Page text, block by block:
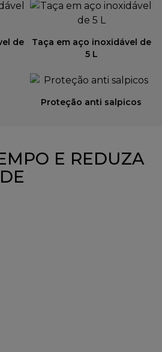
de
Taça em aço inoxidável de
5 L
Proteção anti salpicos
E REDUZA